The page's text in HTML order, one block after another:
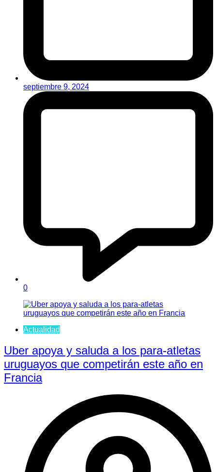
septiembre 9, 2024
0
Actualidad
Uber apoya y saluda a los para-atletas
uruguayos que competirán este año en
Francia